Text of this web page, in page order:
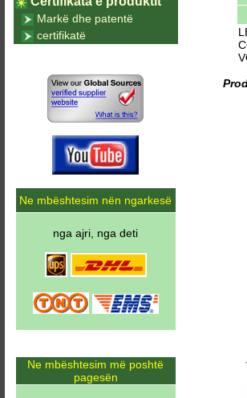
Markë dhe patentë
certifikatë
Ne mbështesim nën ngarkesë
nga ajri, nga deti
Ne mbështesim më poshtë
pagesën